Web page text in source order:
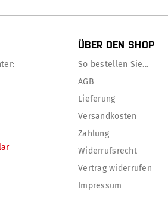
ÜBER DEN SHOP
So bestellen Sie...
AGB
Lieferung
Versandkosten
Zahlung
Widerrufsrecht
Vertrag widerrufen
Impressum